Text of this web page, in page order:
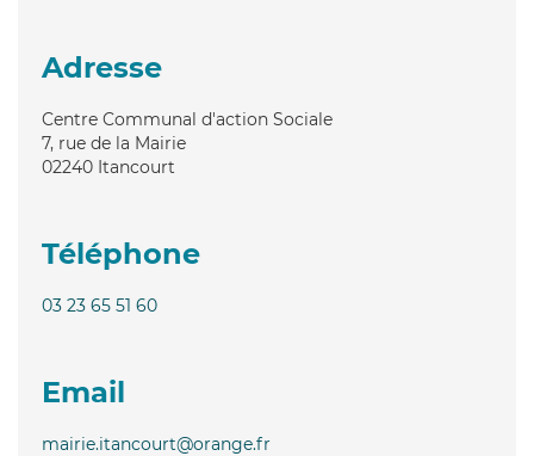
Adresse
Centre Communal d'action Sociale
7, rue de la Mairie
02240 Itancourt
Téléphone
03 23 65 51 60
Email
mairie.itancourt@orange.fr